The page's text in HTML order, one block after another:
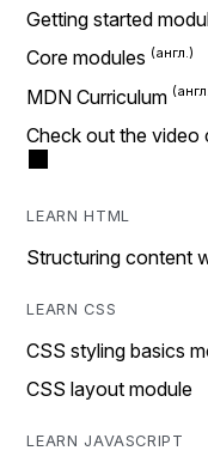
Getting started
Core modules
MDN Curriculum
Check out the video
LEARN HTML
Structuring content
LEARN CSS
CSS styling basics
CSS layout module
LEARN JAVASCRIPT